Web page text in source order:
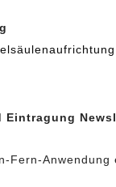
Eintragung
Fern-Anwendung